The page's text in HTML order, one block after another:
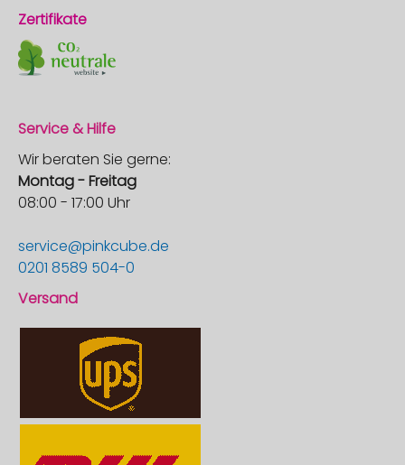
Zertifikate
Service & Hilfe
Wir beraten Sie gerne:
Montag - Freitag
08:00 - 17:00 Uhr
service@pinkcube.de
0201 8589 504-0
Versand